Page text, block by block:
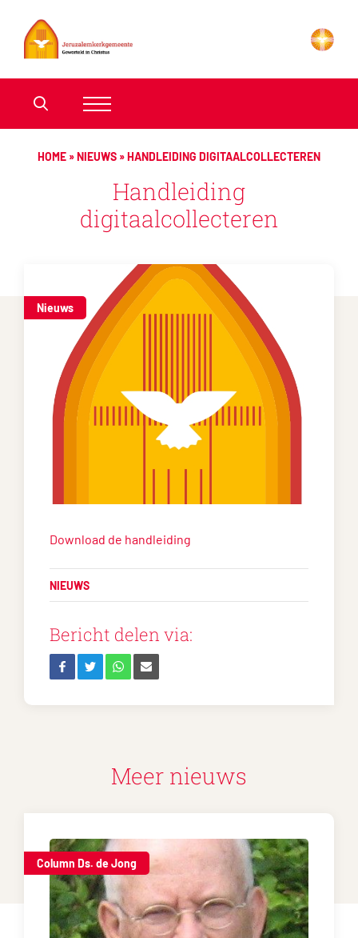
HOME »NIEUWS »HANDLEIDING DIGITAALCOLLECTEREN
Handleiding
digitaalcollecteren
Nieuws
Download de handleiding
NIEUWS
Bericht delen via:
Meer nieuws
Column Ds. de Jong